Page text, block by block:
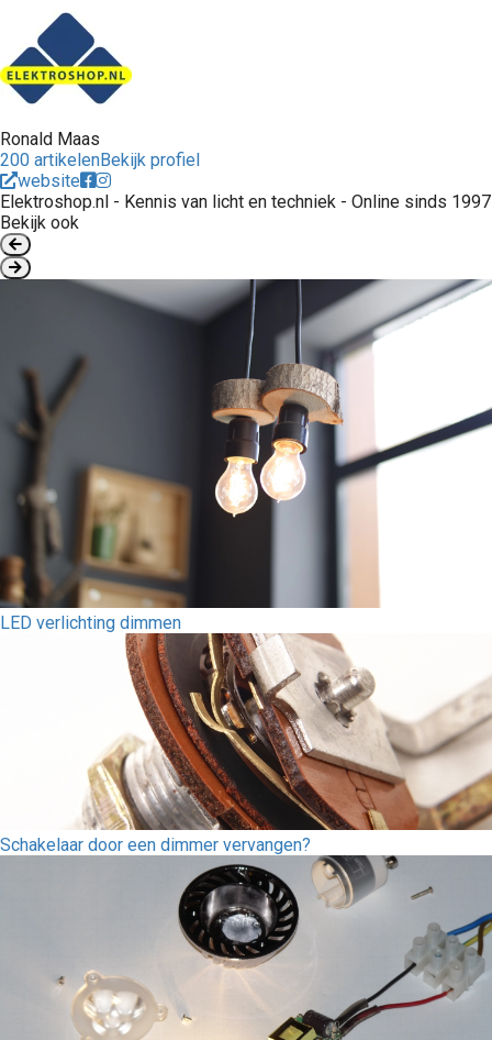
Ronald Maas
200 artikelenBekijk profiel
website
Elektroshop.nl - Kennis van licht en techniek - Online sinds 1997
Bekijk ook
LED verlichting dimmen
Schakelaar door een dimmer vervangen?